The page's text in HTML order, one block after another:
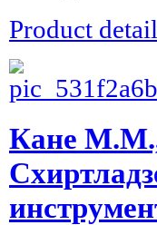
Product
Кане